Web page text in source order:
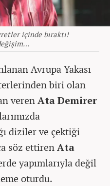
içinde bıraktı!
Avrupa Yakası
biri olan
verenAta Demirer
diziler ve çektiği
söz ettirenAta
yapımlarıyla değil
oturdu.